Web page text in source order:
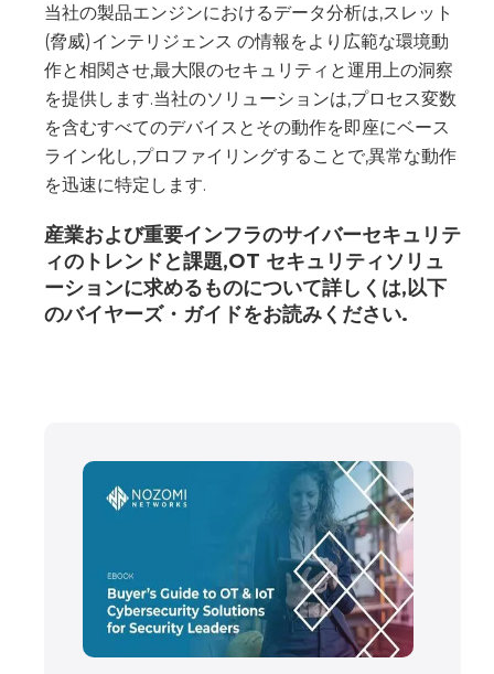
当社の製品エンジンにおけるデータ分析は,スレット
(脅威)インテリジェンス の情報をより広範な環境動
作と相関させ,最大限のセキュリティと運用上の洞察
を提供します.当社のソリューションは,プロセス変数
を含むすべてのデバイスとその動作を即座にベース
ライン化し,プロファイリングすることで,異常な動作
を迅速に特定します.
産業および重要インフラのサイバーセキュリテ
ィのトレンドと課題,OT セキュリティソリュ
ーションに求めるものについて詳しくは,以下
のバイヤーズ・ガイドをお読みください.